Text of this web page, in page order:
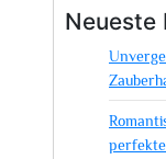
Neueste